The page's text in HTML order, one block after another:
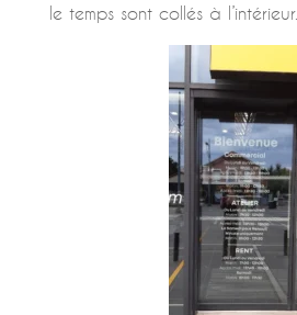
le temps sont collés à l’intérieur.